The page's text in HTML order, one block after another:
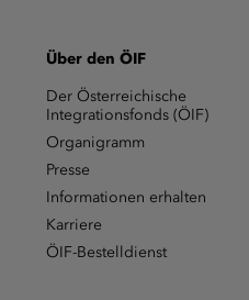
Über den ÖIF
Der Österreichische
Integrationsfonds (ÖIF)
Organigramm
Presse
Informationen erhalten
Karriere
ÖIF-Bestelldienst